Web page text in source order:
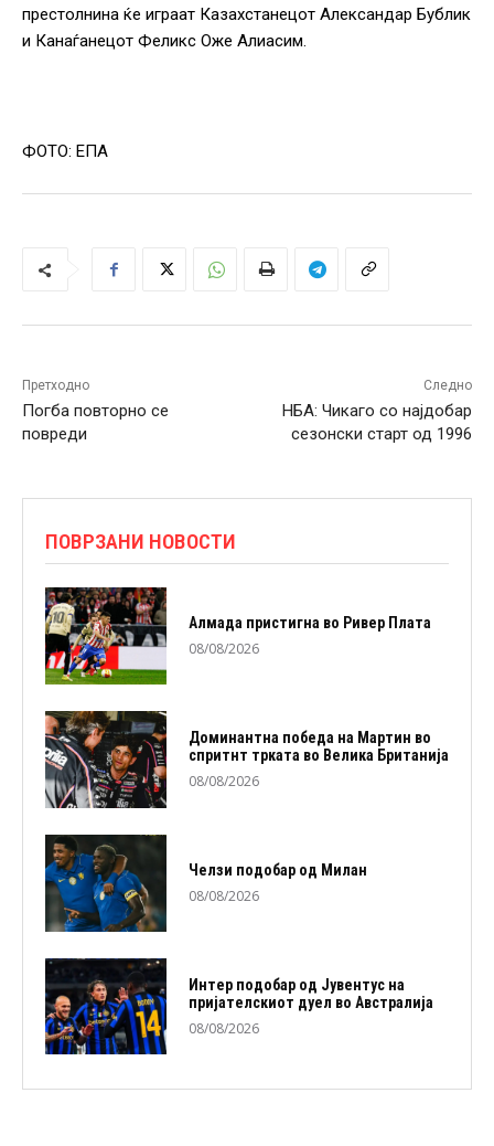
престолнина ќе играат Казахстанецот Александар Бублик
и Канаѓанецот Феликс Оже Алиасим.
ФОТО: ЕПА
Претходно
Погба повторно се
повреди
Следно
НБА: Чикаго со најдобар
сезонски старт од 1996
ПОВРЗАНИ НОВОСТИ
Алмада пристигна во Ривер Плата
08/08/2026
Доминантна победа на Мартин во
спритнт трката во Велика Британија
08/08/2026
Челзи подобaр од Милан
08/08/2026
Интер подобар од Јувентус на
пријателскиот дуел во Австралија
08/08/2026